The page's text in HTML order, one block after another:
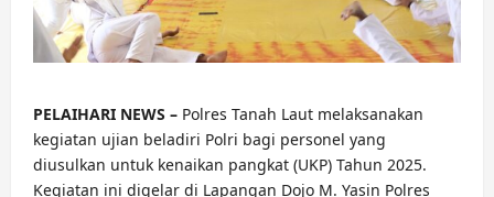
PELAIHARI NEWS – Polres Tanah Laut melaksanakan
kegiatan ujian beladiri Polri bagi personel yang
diusulkan untuk kenaikan pangkat (UKP) Tahun 2025.
Kegiatan ini digelar di Lapangan Dojo M. Yasin Polres